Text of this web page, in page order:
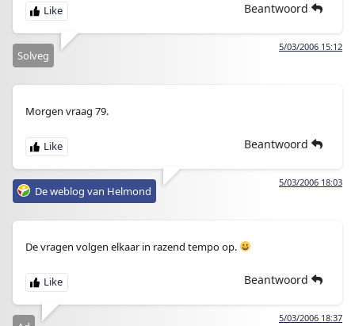
Beantwoord
5/03/2006 15:12
Solveg
Morgen vraag 79.
Beantwoord
5/03/2006 18:03
De weblog van Helmond
De vragen volgen elkaar in razend tempo op.
Beantwoord
5/03/2006 18:37